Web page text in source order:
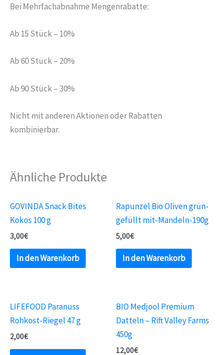
Bei Mehrfachabnahme Mengenrabatte:
Ab 15 Stück – 10%
Ab 60 Stück – 20%
Ab 90 Stück – 30%
Nicht mit anderen Aktionen oder Rabatten
kombinierbar.
Ähnliche Produkte
GOVINDA Snack Bites
Kokos 100 g
3,00€
In den Warenkorb
Rapunzel Bio Oliven grün-
gefüllt mit-Mandeln-190g
5,00€
In den Warenkorb
LIFEFOOD Paranuss
Rohkost-Riegel 47 g
2,00€
BIO Medjool Premium
Datteln – Rift Valley Farms
450g
12,00€